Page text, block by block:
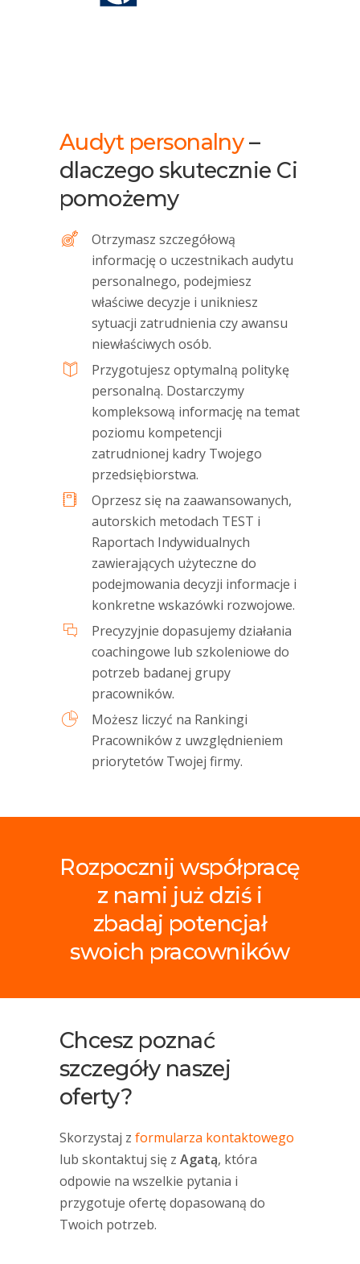
Audyt personalny–
dlaczego skutecznie Ci
pomożemy
Otrzymasz szczegółową
informację o uczestnikach audytu
personalnego, podejmiesz
właściwe decyzje i unikniesz
sytuacji zatrudnienia czy awansu
niewłaściwych osób.
Przygotujesz optymalną politykę
personalną. Dostarczymy
kompleksową informację na temat
poziomu kompetencji
zatrudnionej kadry Twojego
przedsiębiorstwa.
Oprzesz się na zaawansowanych,
autorskich metodach TEST i
Raportach Indywidualnych
zawierających użyteczne do
podejmowania decyzji informacje i
konkretne wskazówki rozwojowe.
Precyzyjnie dopasujemy działania
coachingowe lub szkoleniowe do
potrzeb badanej grupy
pracowników.
Możesz liczyć na Rankingi
Pracowników z uwzględnieniem
priorytetów Twojej firmy.
Rozpocznij współpracę
z nami już dziś i
zbadaj potencjał
swoich pracowników
Chcesz poznać
szczegóły naszej
oferty?
Skorzystaj z formularza kontaktowego
lub skontaktuj się z Agatą, która
odpowie na wszelkie pytania i
przygotuje ofertę dopasowaną do
Twoich potrzeb.